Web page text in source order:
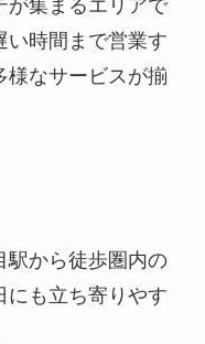
が集まるエリアで
い時間まで営業す
様なサービスが揃
駅から徒歩圏内の
にも立ち寄りやす